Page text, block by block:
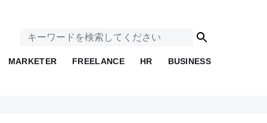
MARKETER FREELANCE HR BUSINESS